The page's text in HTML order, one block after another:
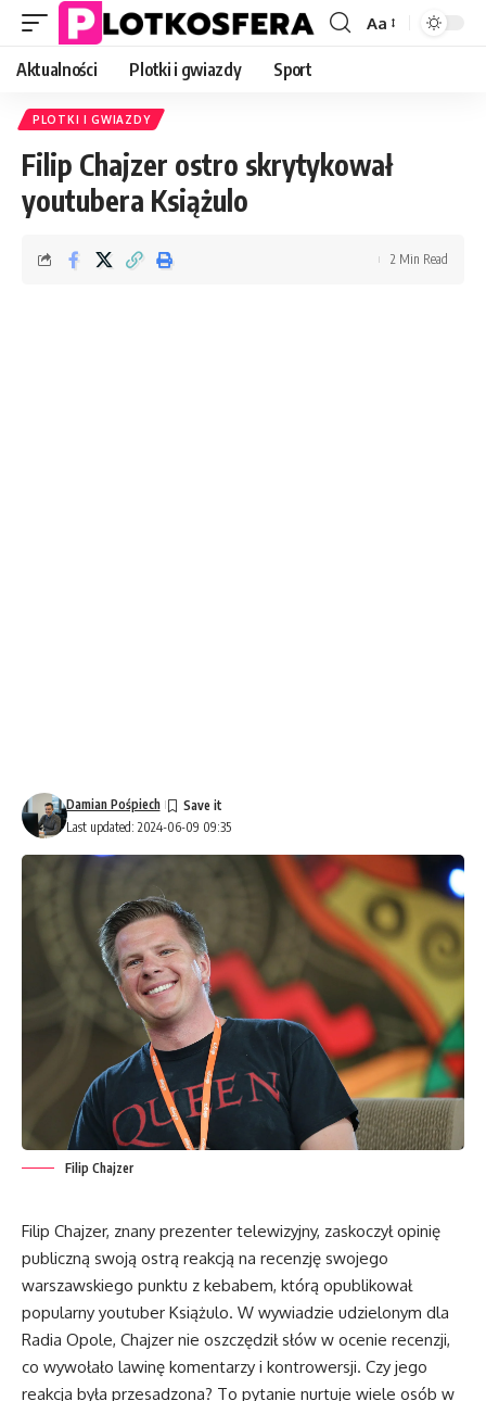
Font
Aa
Aktualności Plotki i gwiazdy Sport
PLOTKI I GWIAZDY
Filip Chajzer ostro skrytykował
youtubera Książulo
Last updated: 2024-06-09 09:35
Damian Pośpiech
2 Min Read
Filip Chajzer
Filip Chajzer, znany prezenter telewizyjny, zaskoczył opinię
publiczną swoją ostrą reakcją na recenzję swojego
warszawskiego punktu z kebabem, którą opublikował
popularny youtuber Książulo. W wywiadzie udzielonym dla
Radia Opole, Chajzer nie oszczędził słów w ocenie recenzji,
co wywołało lawinę komentarzy i kontrowersji. Czy jego
reakcja była przesadzona? To pytanie nurtuje wiele osób w